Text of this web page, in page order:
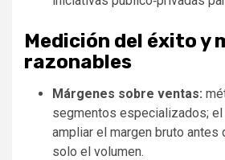
Medición del éxito y
razonables
Márgenes sobre ventas:
segmentos especializados;
ampliar el margen bruto antes
solo el volumen.